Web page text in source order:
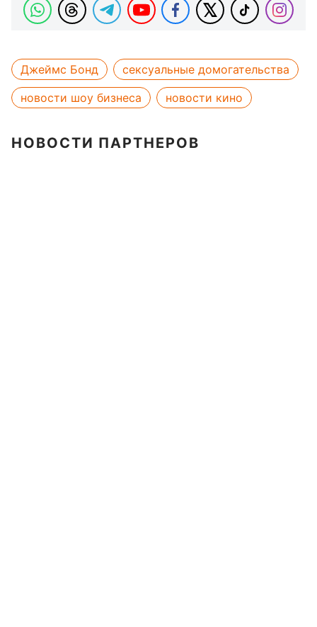
Джеймс Бонд
сексуальные домогательства
новости шоу бизнеса
новости кино
НОВОСТИ ПАРТНЕРОВ